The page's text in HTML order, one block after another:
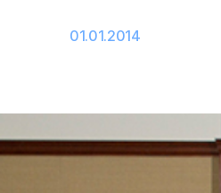
01.01.2014